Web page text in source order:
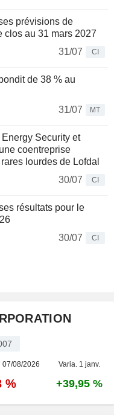
prévisions de
clos au 31 mars 2027
31/07
CI
de 38 % au
31/07
MT
Security et
coentreprise
lourdes de Lofdal
30/07
CI
résultats pour le
30/07
CI
07/08/2026 Varia. 1 janv.
% +39,95 %